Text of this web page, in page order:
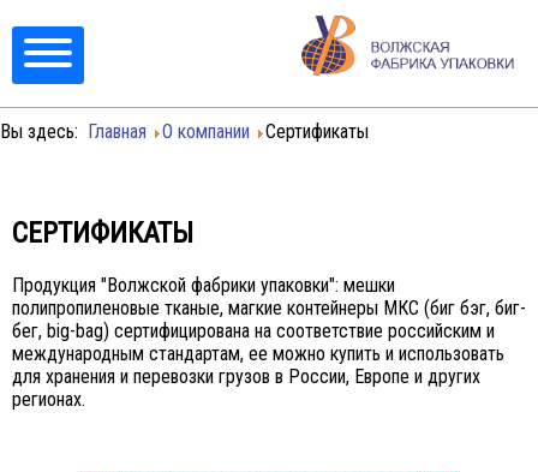
Вы здесь: Главная О компании Сертификаты
СЕРТИФИКАТЫ
Продукция "Волжской фабрики упаковки": мешки
полипропиленовые тканые, магкие контейнеры МКС (биг бэг, биг-
бег, big-bag) сертифицирована на соответствие российским и
международным стандартам, ее можно купить и использовать
для хранения и перевозки грузов в России, Европе и других
регионах.